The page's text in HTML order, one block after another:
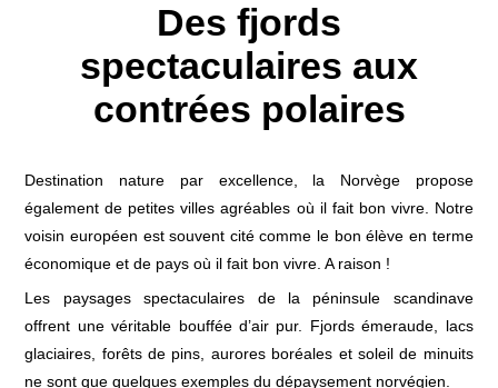
Des fjords
spectaculaires aux
contrées polaires
Destination nature par excellence, la Norvège propose
également de petites villes agréables où il fait bon vivre. Notre
voisin européen est souvent cité comme le bon élève en terme
économique et de pays où il fait bon vivre. A raison !
Les paysages spectaculaires de la péninsule scandinave
offrent une véritable bouffée d’air pur. Fjords émeraude, lacs
glaciaires, forêts de pins, aurores boréales et soleil de minuits
ne sont que quelques exemples du dépaysement norvégien.